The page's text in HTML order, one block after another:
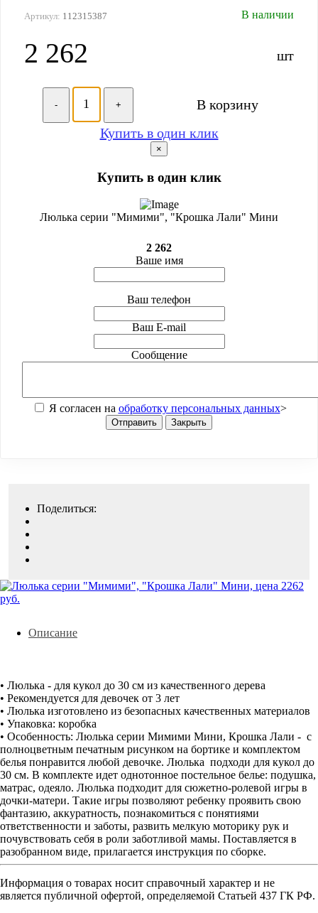
Артикул: 112315387 В наличии
2 262 шт
- +
В корзину
Купить в один клик
×
Купить в один клик
Люлька серии "Мимими", "Крошка Лали" Мини
2 262
Ваше имя
Ваш телефон
Ваш E-mail
Сообщение
Я согласен на обработку персональных данных>
Отправить Закрыть
Поделиться:
Описание
• Люлька - для кукол до 30 см из качественного дерева
• Рекомендуется для девочек от 3 лет
• Люлька изготовлено из безопасных качественных материалов
• Упаковка: коробка
• Особенность: Люлька серии Мимими Мини, Крошка Лали - с
полноцветным печатным рисунком на бортике и комплектом
белья понравится любой девочке. Люлька подходи для кукол до
30 см. В комплекте идет однотонное постельное белье: подушка,
матрас, одеяло. Люлька подходит для сюжетно-ролевой игры в
дочки-матери. Такие игры позволяют ребенку проявить свою
фантазию, аккуратность, познакомиться с понятиями
ответственности и заботы, развить мелкую моторику рук и
почувствовать себя в роли заботливой мамы. Поставляется в
разобранном виде, прилагается инструкция по сборке.
Информация о товарах носит справочный характер и не
является публичной офертой, определяемой Статьей 437 ГК РФ.